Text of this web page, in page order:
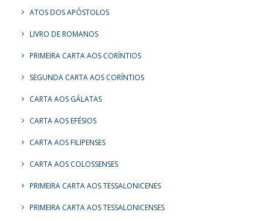
ATOS DOS APÓSTOLOS
LIVRO DE ROMANOS
PRIMEIRA CARTA AOS CORÍNTIOS
SEGUNDA CARTA AOS CORÍNTIOS
CARTA AOS GÁLATAS
CARTA AOS EFÉSIOS
CARTA AOS FILIPENSES
CARTA AOS COLOSSENSES
PRIMEIRA CARTA AOS TESSALONICENES
PRIMEIRA CARTA AOS TESSALONICENSES